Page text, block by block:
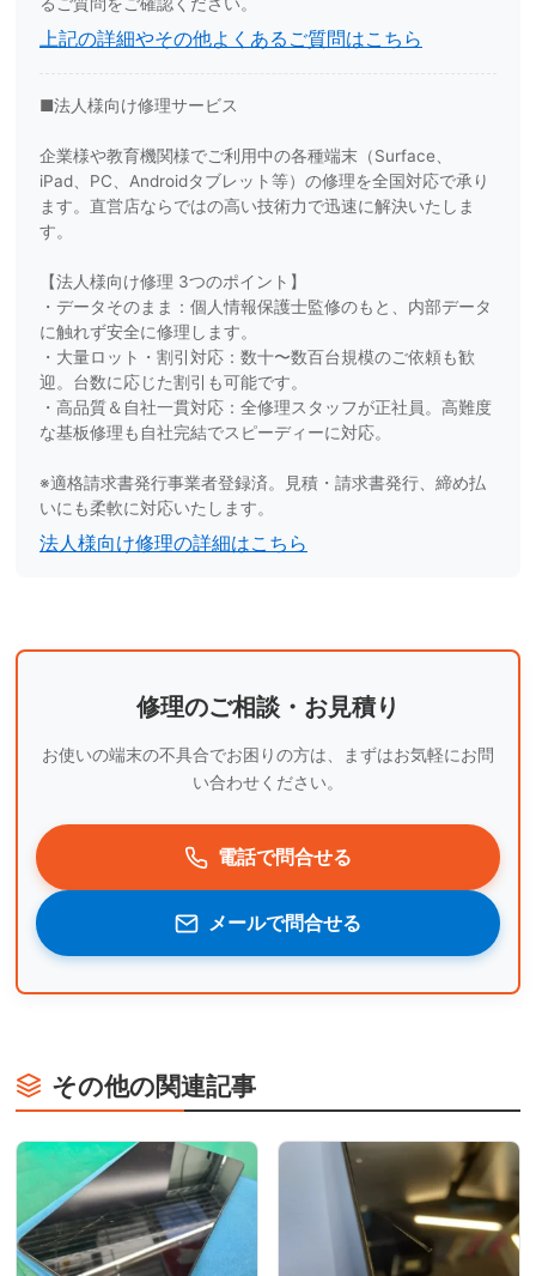
るご質問をご確認ください。
上記の詳細やその他よくあるご質問はこちら
■法人様向け修理サービス
企業様や教育機関様でご利用中の各種端末（Surface、
iPad、PC、Androidタブレット等）の修理を全国対応で承り
ます。直営店ならではの高い技術力で迅速に解決いたしま
す。
【法人様向け修理 3つのポイント】
・データそのまま：個人情報保護士監修のもと、内部データ
に触れず安全に修理します。
・大量ロット・割引対応：数十〜数百台規模のご依頼も歓
迎。台数に応じた割引も可能です。
・高品質＆自社一貫対応：全修理スタッフが正社員。高難度
な基板修理も自社完結でスピーディーに対応。
※適格請求書発行事業者登録済。見積・請求書発行、締め払
いにも柔軟に対応いたします。
法人様向け修理の詳細はこちら
修理のご相談・お見積り
お使いの端末の不具合でお困りの方は、まずはお気軽にお問
い合わせください。
電話で問合せる
メールで問合せる
その他の関連記事